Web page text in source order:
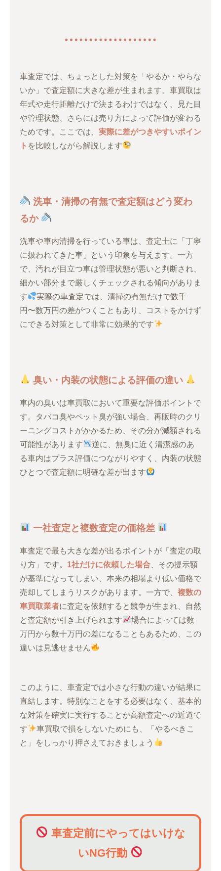
車査定では、ちょっとした対策を「やるか・やらな
いか」で査定額に大きな差が生まれます。車買取は
年式や走行距離だけで決まるわけではなく、見た目
や管理状態、さらには売り方によって評価が変わる
ためです。ここでは、 実際に差がつきやすいポイン
ト を比較しながら解説します
洗車・清掃の有無で査定額はどう変わ
るか
洗車や車内清掃を行っている車は、査定士に「丁寧
に扱われてきた車」という印象を与えます。一方
で、汚れが目立つ車は管理状態が悪いと判断され、
細かい部分まで厳しくチェックされる傾向がありま
す
実際の車査定では、清掃の有無だけで数千
円〜数万円の差がつくこともあり、コストをかけず
にできる対策として非常に効果的です
臭い・内装の状態による評価の違い
車内の臭いは車買取において重要な評価ポイントで
す。タバコ臭やペット臭が強い場合、再販時のクリ
ーニングコストがかかるため、その分が減額される
可能性があります
逆に、無臭に近く清潔感のあ
る車内はプラス評価につながりやすく、内装の状態
ひとつで査定額に明確な差が出ます
一社査定と複数査定の価格差
車査定で最も大きな差が出るポイントが「査定の取
り方」です。 1社だけに依頼した場合 、その提示額
が基準になってしまい、本来の相場より低い価格で
売却してしまうリスクがあります。一方で、 複数の
車買取業者に査定を依頼すると競争が生まれ、自然
と査定額が引き上げられます
場合によっては数
万円から数十万円の差になることもあるため、この
違いは見逃せません
このように、車査定では小さな行動の違いが結果に
直結します。特別なことをする必要はなく、基本的
な対策を確実に実行することが高額査定への近道で
す
車買取で損をしないためにも、「やるべきこ
と」をしっかり押さえておきましょう
車査定前にやってはいけな
いNG行動